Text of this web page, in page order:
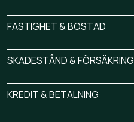
FASTIGHET & BOSTAD
SKADESTÅND & FÖRSÄKRING
KREDIT & BETALNING